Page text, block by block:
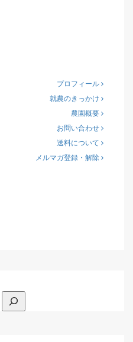
プロフィール
就農のきっかけ
農園概要
お問い合わせ
送料について
メルマガ登録・解除